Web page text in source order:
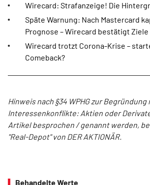
Wirecard: Strafanzeige! Die
Späte Warnung: Nach Mastercard
Prognose – Wirecard bestätigt Ziele
Wirecard trotzt Corona-Krise –
Comeback?
Hinweis nach §34 WPHG zur
Interessenkonflikte: Aktien oder
Artikel besprochen / genannt werden,
"Real-Depot" von DER AKTIONÄR.
Behandelte Werte